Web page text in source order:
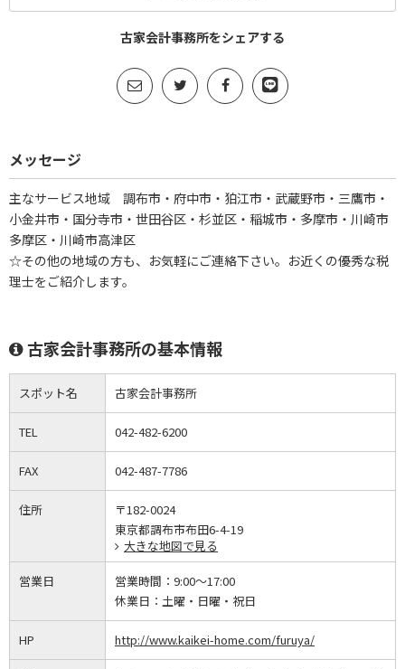
古家会計事務所をシェアする
メッセージ
主なサービス地域 調布市・府中市・狛江市・武蔵野市・三鷹市・
小金井市・国分寺市・世田谷区・杉並区・稲城市・多摩市・川崎市
多摩区・川崎市高津区
☆その他の地域の方も、お気軽にご連絡下さい。お近くの優秀な税
理士をご紹介します。
古家会計事務所の基本情報
スポット名 古家会計事務所
TEL 042-482-6200
FAX 042-487-7786
住所
〒182-0024
東京都調布市布田6-4-19
大きな地図で見る
営業日 営業時間： 9:00～17:00
休業日： 土曜・日曜・祝日
HP http://www.kaikei-home.com/furuya/